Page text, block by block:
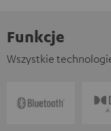
Funkcje
Wszystkie